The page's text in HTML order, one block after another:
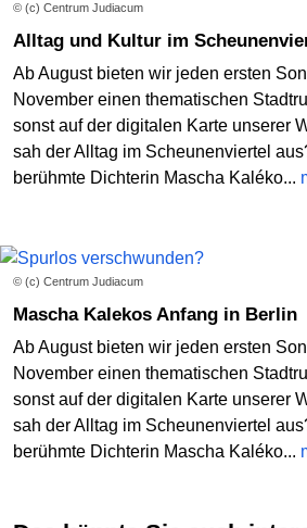
© (c) Centrum Judiacum
Alltag und Kultur im
Ab August bieten wir jeden ersten
November einen thematischen
sonst auf der digitalen Karte unserer
sah der Alltag im Scheunenviertel
berühmte Dichterin Mascha Kaléko...
© (c) Centrum Judiacum
Mascha Kalekos Anfang in Berlin
Ab August bieten wir jeden ersten
November einen thematischen
sonst auf der digitalen Karte unserer
sah der Alltag im Scheunenviertel
berühmte Dichterin Mascha Kaléko...